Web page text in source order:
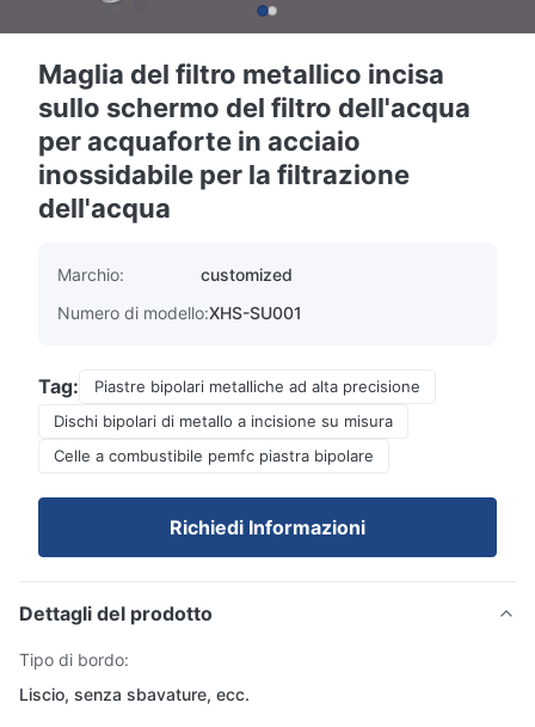
Maglia del filtro metallico incisa
sullo schermo del filtro dell'acqua
per acquaforte in acciaio
inossidabile per la filtrazione
dell'acqua
Marchio:
customized
Numero di modello:XHS-SU001
Tag:
Piastre bipolari metalliche ad alta precisione
Dischi bipolari di metallo a incisione su misura
Celle a combustibile pemfc piastra bipolare
Richiedi Informazioni
Dettagli del prodotto
Tipo di bordo:
Liscio, senza sbavature, ecc.